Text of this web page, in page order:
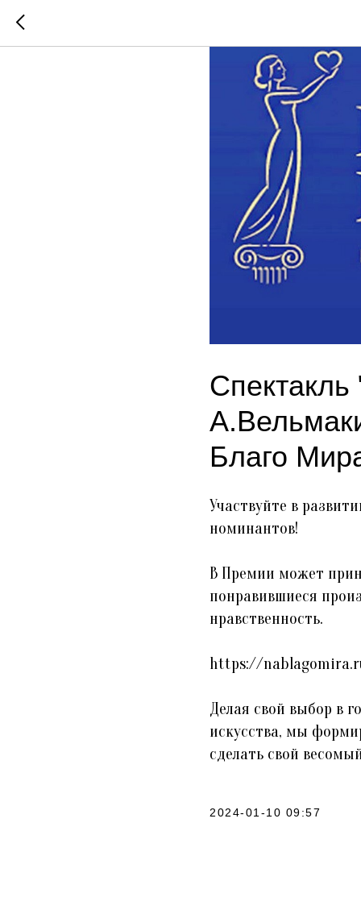
Благо
Участвуйте в
номинантов!
В Премии может
понравившиеся
нравственность.
https://
Делая свой выбор в
искусства, мы
сделать свой
2024-01-10 09:57